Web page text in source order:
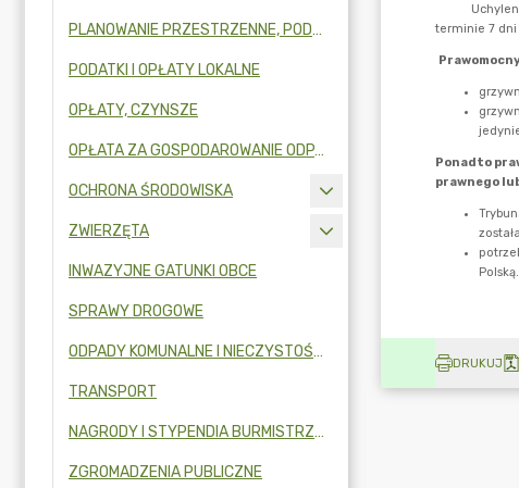
PLANOWANIE PRZESTRZENNE, PODZIAŁY I ROZGRANICZENIE NIERUCHOMOŚCI
PODATKI I OPŁATY LOKALNE
OPŁATY, CZYNSZE
OPŁATA ZA GOSPODAROWANIE ODPADAMI KOMUNALNYMI
OCHRONA ŚRODOWISKA
ZWIERZĘTA
INWAZYJNE GATUNKI OBCE
SPRAWY DROGOWE
ODPADY KOMUNALNE I NIECZYSTOŚCI CIEKŁE
TRANSPORT
NAGRODY I STYPENDIA BURMISTRZA MIKOŁOWA
ZGROMADZENIA PUBLICZNE
DRUKUJ